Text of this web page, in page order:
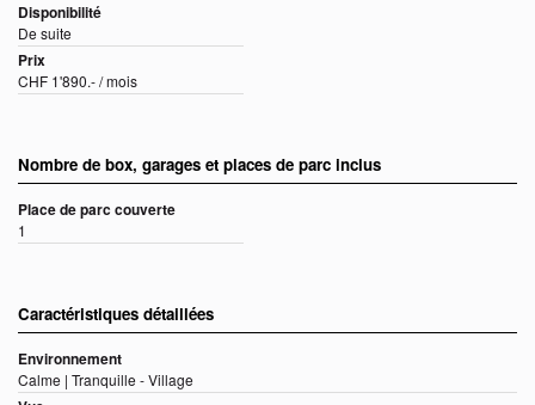
Disponibilité
De suite
Prix
CHF 1'890.- / mois
Nombre de box, garages et places de parc inclus
Place de parc couverte
1
Caractéristiques détaillées
Environnement
Calme | Tranquille - Village